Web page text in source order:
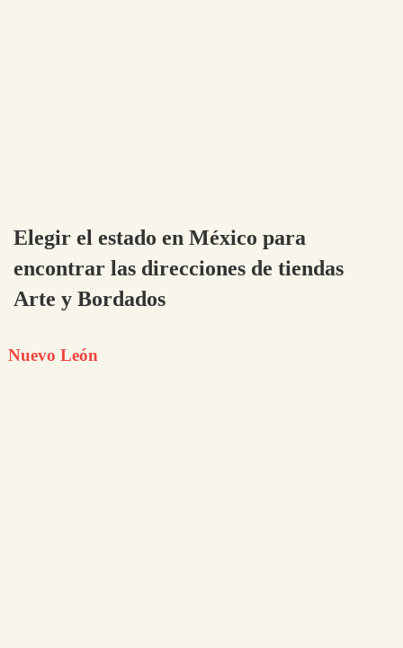
Elegir el estado en México para
encontrar las direcciones de tiendas
Arte y Bordados
Nuevo León